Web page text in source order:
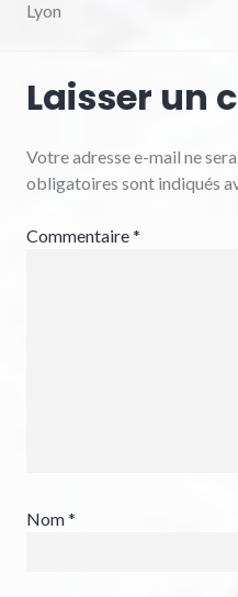
Lyon
Laisser un
Votre adresse e-mail ne
obligatoires sont indiqués
Commentaire*
Nom*